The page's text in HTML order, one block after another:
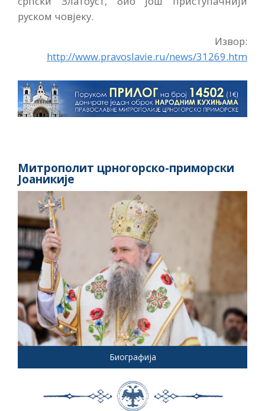
руском човјеку.
Извор:
http://www.pravoslavie.ru/news/31269.htm
Митрополит црногорско-приморски
Јоаникије
Биографија